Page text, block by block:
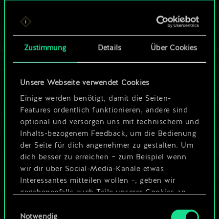
Zustimmung Details Über Cookies
Unsere Webseite verwendet Cookies
Einige werden benötigt, damit die Seiten-
Features ordentlich funktionieren, andere sind
optional und versorgen uns mit technischem und
Inhalts-bezogenem Feedback, um die Bedienung
der Seite für dich angenehmer zu gestalten. Um
dich besser zu erreichen – zum Beispiel wenn
wir dir über Social-Media-Kanäle etwas
Interessantes mitteilen wollen –, geben wir
gegebenenfalls auch Teile unserer Cookies an
Cookies erfordert allerdings deine Zustimmung.
Notwendig
Bis jetzt ist dies nur
ein geteilter Satz
Karten.
Wo es doch so viel
mehr sein kann!
Deck benennen und Leitfaden
Deck bearbeiten